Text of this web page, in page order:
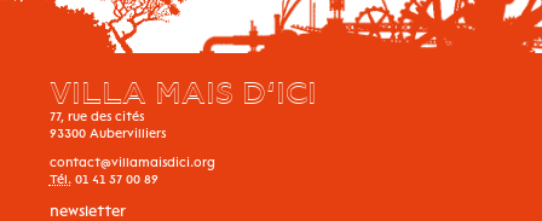
newsletter
VILLA MAIS D’ICI
77, rue des cités
93300 Aubervilliers
contact@villamaisdici.org
Tél. 01 41 57 00 89